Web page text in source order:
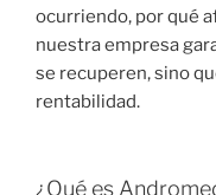
ocurriendo, por qué
nuestra empresa
se recuperen, sino
rentabilidad.
¿Qué es